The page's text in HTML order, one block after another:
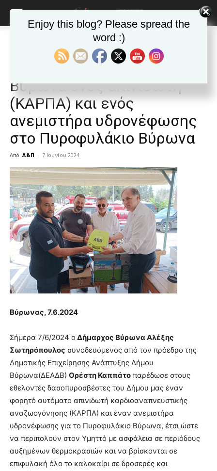
Ανακοινώσεις - Δελτία τύπου
Ανακοινώσεις - Δελτία τύπου Δημοφιλή άρθρα
Παράδοση από το Δήμαρχο
Βύρωνα ενός απινιδωτή
(ΚΑΡΠΑ) και ενός
ανεμιστήρα υδρονέφωσης
στο Πυροφυλάκιο Βύρωνα
Από Δ&Π - 7 Ιουνίου 2024
blonde
lesbians
very
hot
cam
show.desi
xxx
brandi
lyons
teaches
you
the
meaning
pain.
hd
porn
Βύρωνας,7.6.2024
Σήμερα 7/6/2024 ο Δήμαρχος Βύρωνα Αλέξης
Σωτηρόπουλος συνοδευόμενος από τον πρόεδρο της
Δημοτικής Επιχείρησης Ανάπτυξης Δήμου
Βύρωνα(ΔΕΑΔΒ) Ορέστη Καππάτο παρέδωσε στους
εθελοντές δασοπυροσβέστες του Δήμου μας έναν
φορητό αυτόματο απινιδωτή καρδιοαναπνευστικής
αναζωογόνησης (ΚΑΡΠΑ) και έναν ανεμιστήρα
υδρονέφωσης για το Πυροφυλάκιο Βύρωνα, έτσι ώστε
να περιπολούν στον Υμηττό με ασφάλεια σε περιόδους
αυξημένων θερμοκρασιών και να βρίσκονται σε
επιφυλακή όλο το καλοκαίρι σε δροσερές και
Enjoy this blog? Please spread the
word :)